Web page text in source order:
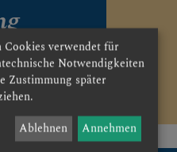
DER
LEBEN &
verwendet für
Notwendigkeiten
Zustimmung später
Ablehnen Annehmen